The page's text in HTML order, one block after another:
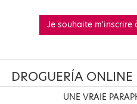
Je souhaite m'inscrire
DROGUERÍA
UNE VRAIE